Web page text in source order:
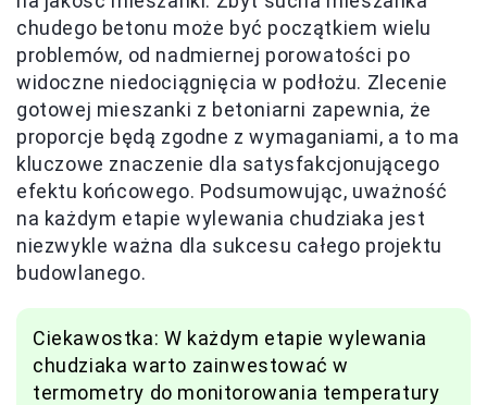
chudego betonu może być początkiem wielu
problemów, od nadmiernej porowatości po
widoczne niedociągnięcia w podłożu. Zlecenie
gotowej mieszanki z betoniarni zapewnia, że
proporcje będą zgodne z wymaganiami, a to ma
kluczowe znaczenie dla satysfakcjonującego
efektu końcowego. Podsumowując, uważność
na każdym etapie wylewania chudziaka jest
niezwykle ważna dla sukcesu całego projektu
budowlanego.
Ciekawostka: W każdym etapie wylewania
chudziaka warto zainwestować w
termometry do monitorowania temperatury